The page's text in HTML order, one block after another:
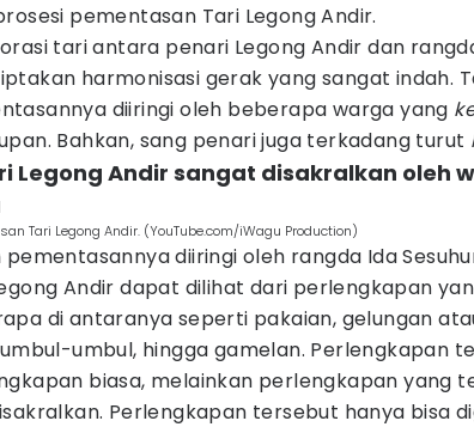
pementasan Tari Legong Andir.
tari antara penari Legong Andir dan
harmonisasi gerak yang sangat indah.
diiringi oleh beberapa warga yang
Bahkan, sang penari juga terkadang turut
Legong Andir sangat disakralkan oleh
Tari Legong Andir. (YouTube.com/iWagu Production)
pementasannya diiringi oleh rangda Ida
Andir dapat dilihat dari perlengkapan
di antaranya seperti pakaian, gelungan
umbul, hingga gamelan. Perlengkapan
biasa, melainkan perlengkapan yang
Perlengkapan tersebut hanya bisa